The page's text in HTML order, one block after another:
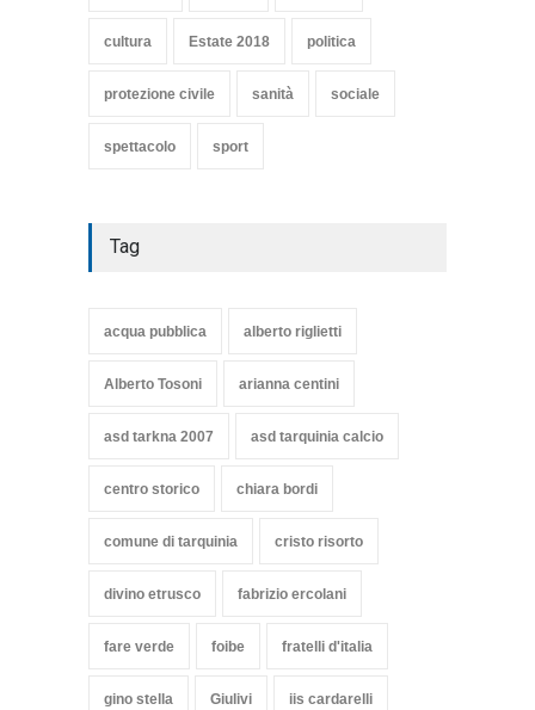
cultura Estate 2018 politica
protezione civile sanità sociale
spettacolo sport
Tag
acqua pubblica alberto riglietti
Alberto Tosoni arianna centini
asd tarkna 2007 asd tarquinia calcio
centro storico chiara bordi
comune di tarquinia cristo risorto
divino etrusco fabrizio ercolani
fare verde foibe fratelli d'italia
gino stella Giulivi iis cardarelli